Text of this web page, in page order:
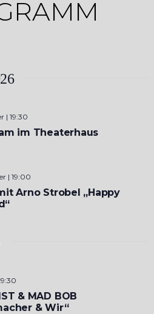
| 19:30
im Theaterhaus
| 19:00
Arno Strobel „Happy
& MAD BOB
& Wir“